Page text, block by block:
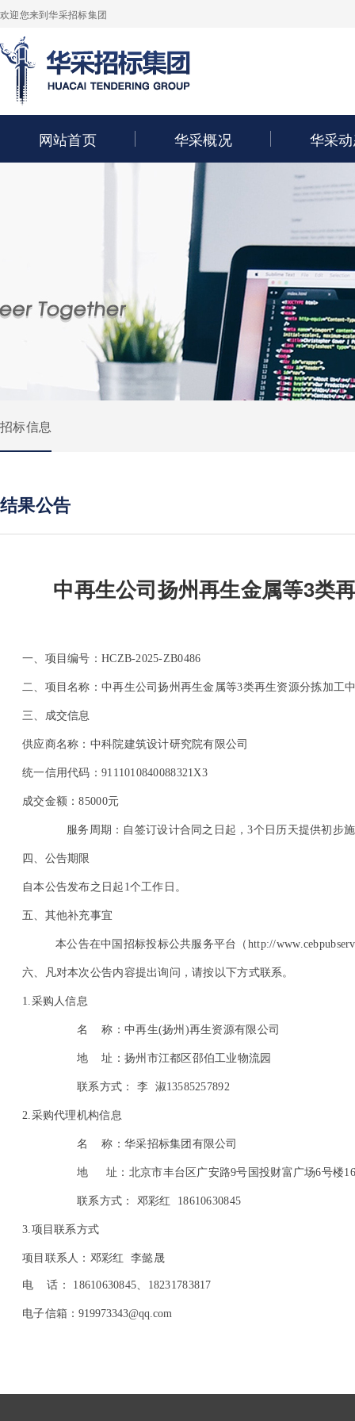
欢迎您来到华采招标集团
网站首页 华采概况 华采
招标信息
结果公告
中再生公司扬州再生金属等3类
一、项目编号：HCZB-2025-ZB0486
二、项目名称：中再生公司扬州再生金属等3类再生资源分拣加工
三、成交信息
供应商名称：中科院建筑设计研究院有限公司
统一信用代码：9111010840088321X3
成交金额：85000元
服务周期：自签订设计合同之日起，3个日历天提供初步
四、公告期限
自本公告发布之日起1个工作日。
五、其他补充事宜
本公告在中国招标投标公共服务平台（http://
六、凡对本次公告内容提出询问，请按以下方式联系。
1.采购人信息
名 称： 中再生(扬州)再生资源有限公司
地 址： 扬州市江都区邵伯工业物流园
联系方式： 李 淑13585257892
2.采购代理机构信息
名 称： 华采招标集团有限公司
地 址： 北京市丰台区广安路9号国投财富广场6号楼
联系方式： 邓彩红 18610630845
3.项目联系方式
项目联系人： 邓彩红 李懿晟
电 话： 18610630845、18231783817
电子信箱：919973343@qq.com